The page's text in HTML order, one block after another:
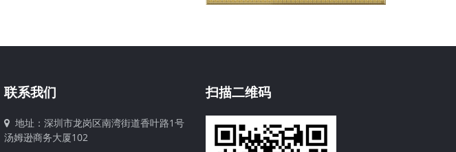
联系我们
地址：深圳市龙岗区南湾街道香叶路1号
汤姆逊商务大厦102
扫描二维码